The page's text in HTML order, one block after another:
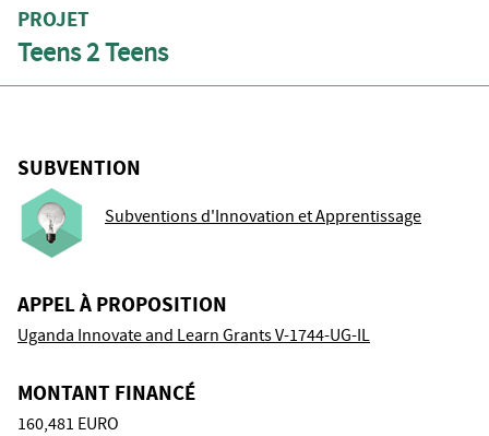
PROJET
Teens 2 Teens
SUBVENTION
Subventions d'Innovation et Apprentissage
APPEL À PROPOSITION
Uganda Innovate and Learn Grants V-1744-UG-IL
MONTANT FINANCÉ
160,481 EURO